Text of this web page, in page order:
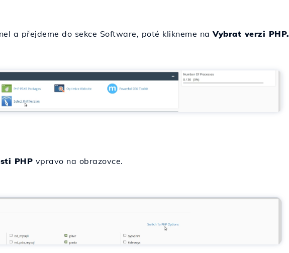
a přejdeme do sekce Software, poté klikneme naVybrat verzi PHP.
PHP vpravo na obrazovce.